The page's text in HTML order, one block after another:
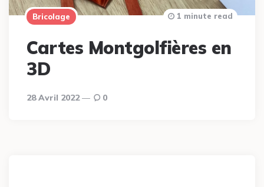
Bricolage
Cartes Montgolfières en
3D
28 Avril 2022
1 minute read
0